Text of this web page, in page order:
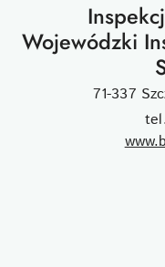
Wojewódzki
71-337